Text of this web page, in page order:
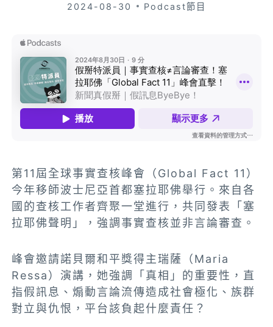
2024-08-30 Podcast節目
第11屆全球事實查核峰會（Global Fact 11）
今年移師波士尼亞首都塞拉耶佛舉行。來自各
國的查核工作者齊聚一堂進行，共同發表「塞
拉耶佛聲明」，強調事實查核並非言論審查。
峰會邀請諾貝爾和平獎得主瑞薩（Maria
Ressa）演講，她強調「真相」的重要性，直
指假訊息、煽動言論流傳造成社會極化、族群
對立與仇恨，平台該負起什麼責任？